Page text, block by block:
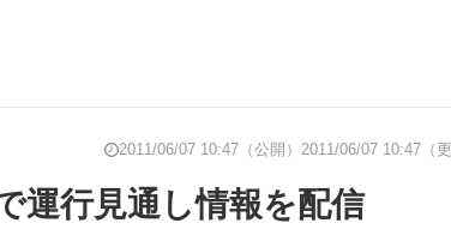
2011/06/07 10:47（公開） 2011/06/07 10:47（更
運行見通し情報を配信